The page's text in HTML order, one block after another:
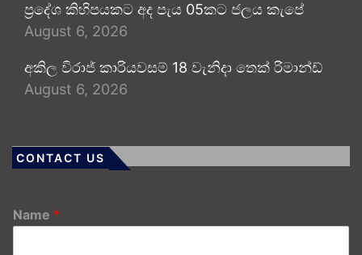
ප්‍රදේශ කිහිපයකට අද පැය 05කට ජලය කැපේ
August 6, 2026
අකිල විරාජ් කාරියවසම් 18 වැනිදා තෙක් රිමාන්ඩ්
August 6, 2026
CONTACT US
Name *